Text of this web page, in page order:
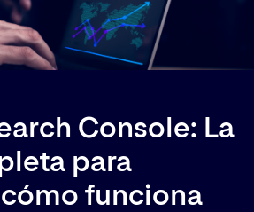
Console: La
para
funciona